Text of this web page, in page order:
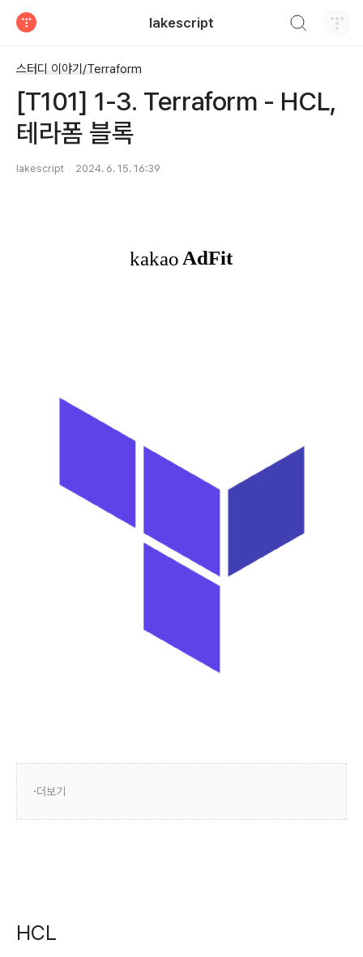
lakescript
스터디 이야기/Terraform
[T101] 1-3. Terraform - HCL,
테라폼 블록
lakescript 2024. 6. 15. 16:39
더보기
HCL